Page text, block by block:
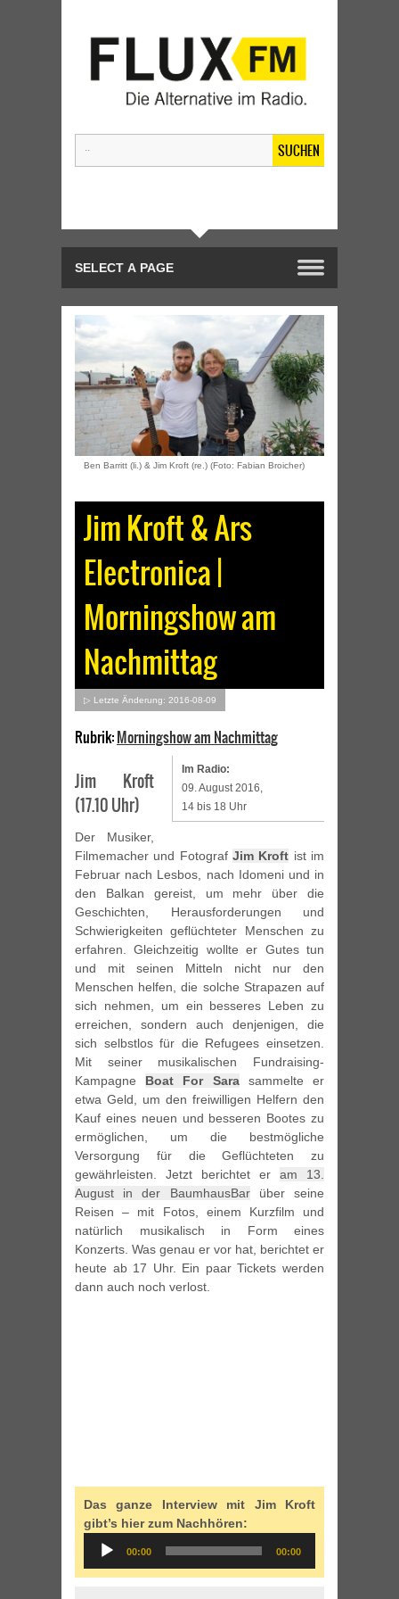
SUCHEN
Ben Barritt (li.) & Jim Kroft (re.) (Foto: Fabian Broicher)
Jim Kroft & Ars
Electronica |
Morningshow am
Nachmittag
▷ Letzte Änderung: 2016-08-09
Rubrik:Morningshow am Nachmittag
Im Radio:
09. August 2016,
14 bis 18 Uhr
Jim Kroft
(17.10 Uhr)
Der Musiker,
Filmemacher und Fotograf Jim Kroft ist im
Februar nach Lesbos, nach Idomeni und in
den Balkan gereist, um mehr über die
Geschichten, Herausforderungen und
Schwierigkeiten geflüchteter Menschen zu
erfahren. Gleichzeitig wollte er Gutes tun
und mit seinen Mitteln nicht nur den
Menschen helfen, die solche Strapazen auf
sich nehmen, um ein besseres Leben zu
erreichen, sondern auch denjenigen, die
sich selbstlos für die Refugees einsetzen.
Mit seiner musikalischen Fundraising-
Kampagne Boat For Sarasammelte er
etwa Geld, um den freiwilligen Helfern den
Kauf eines neuen und besseren Bootes zu
ermöglichen, um die bestmögliche
Versorgung für die Geflüchteten zu
gewährleisten. Jetzt berichtet er am 13.
August in der BaumhausBarüber seine
Reisen – mit Fotos, einem Kurzfilm und
natürlich musikalisch in Form eines
Konzerts. Was genau er vor hat, berichtet er
heute ab 17 Uhr. Ein paar Tickets werden
dann auch noch verlost.
Das ganze Interview mit Jim Kroft
gibt’s hier zum Nachhören:
Audio
Player
00:00 00:00